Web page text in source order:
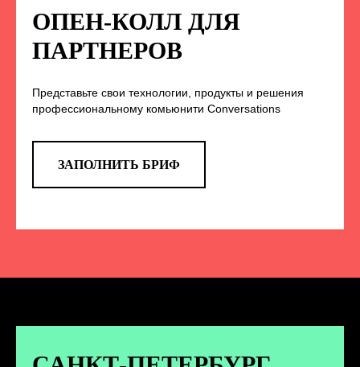
ОПЕН-КОЛЛ ДЛЯ
ПАРТНЕРОВ
Представьте свои технологии, продукты и решения
профессиональному комьюнити Conversations
ЗАПОЛНИТЬ БРИФ
НА НАС В СОЦСЕТЯХ
TELEGRAM
анонс новых спикеров и другие
новости конференции